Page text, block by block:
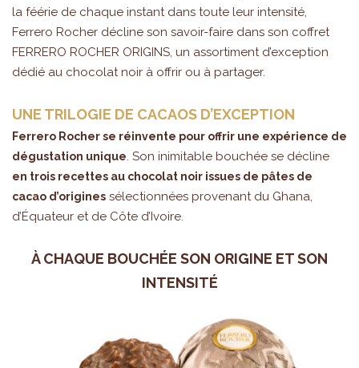
la féérie de chaque instant dans toute leur intensité,
Ferrero Rocher décline son savoir-faire dans son coffret
FERRERO ROCHER ORIGINS, un assortiment d’exception
dédié au chocolat noir à offrir ou à partager.
UNE TRILOGIE DE CACAOS D’EXCEPTION
Ferrero Rocher se réinvente pour offrir une expérience de
dégustation unique . Son inimitable bouchée se décline
en trois recettes au chocolat noir issues de pâtes de
cacao d’origines sélectionnées provenant du Ghana,
d’Équateur et de Côte d’Ivoire.
À CHAQUE BOUCHÉE SON ORIGINE ET SON
INTENSITÉ